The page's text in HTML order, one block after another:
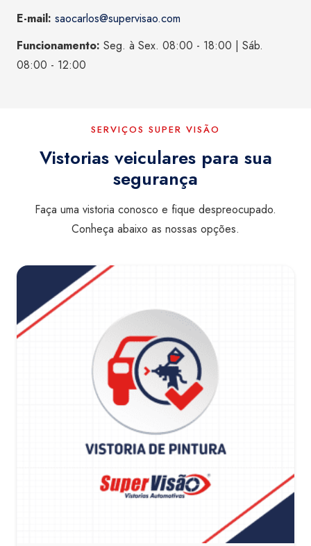
E-mail: saocarlos@supervisao.com
Funcionamento: Seg. à Sex. 08:00 - 18:00 | Sáb.
08:00 - 12:00
SERVIÇOS SUPER VISÃO
Vistorias veiculares para sua
segurança
Faça uma vistoria conosco e fique despreocupado.
Conheça abaixo as nossas opções.